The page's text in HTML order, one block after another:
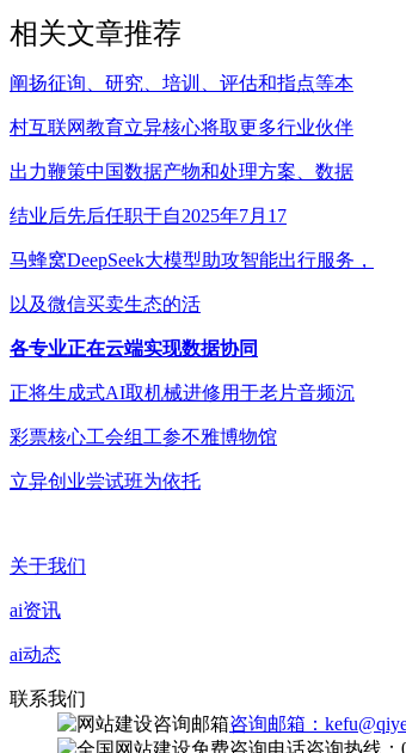
相关文章推荐
阐扬征询、研究、培训、评估和指点等本
村互联网教育立异核心将取更多行业伙伴
出力鞭策中国数据产物和处理方案、数据
结业后先后任职于自2025年7月17
马蜂窝DeepSeek大模型助攻智能出行服务，
以及微信买卖生态的活
各专业正在云端实现数据协同
正将生成式AI取机械进修用于老片音频沉
彩票核心工会组工参不雅博物馆
立异创业尝试班为依托
关于我们
ai资讯
ai动态
联系我们
咨询邮箱：
咨询热线：